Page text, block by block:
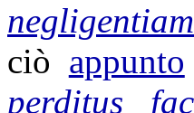
negligentiam
ciò appunto
perditus